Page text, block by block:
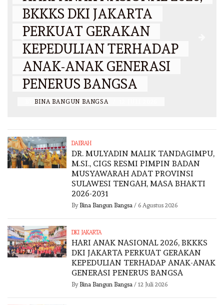
BKKKS DKI JAKARTA
PERKUAT GERAKAN
KEPEDULIAN TERHADAP
ANAK-ANAK GENERASI
PENERUS BANGSA
BINA BANGUN BANGSA
DAERAH
DR. MULYADIN MALIK TANDAGIMPU,
M.SI., CIGS RESMI PIMPIN BADAN
MUSYAWARAH ADAT PROVINSI
SULAWESI TENGAH, MASA BHAKTI
2026-2031
By Bina Bangun Bangsa/ 6 Agustus 2026
DKI JAKARTA
HARI ANAK NASIONAL 2026, BKKKS
DKI JAKARTA PERKUAT GERAKAN
KEPEDULIAN TERHADAP ANAK-ANAK
GENERASI PENERUS BANGSA
By Bina Bangun Bangsa/ 12 Juli 2026